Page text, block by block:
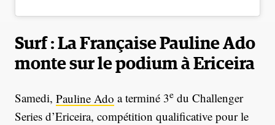
Surf : La Française Pauline Ado
monte sur le podium à Ericeira
Samedi, Pauline Ado a terminé 3e du Challenger
Series d’Ericeira, compétition qualificative pour le